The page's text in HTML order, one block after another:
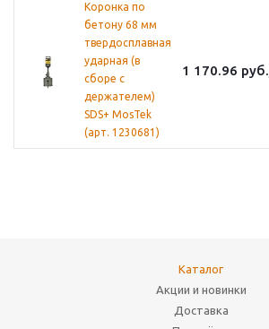
Коронка по
бетону 68 мм
твердосплавная
ударная (в
сборе с
держателем)
SDS+ MosTek
(арт. 1230681)
1 170.96 руб.
Каталог
Акции и новинки
Доставка